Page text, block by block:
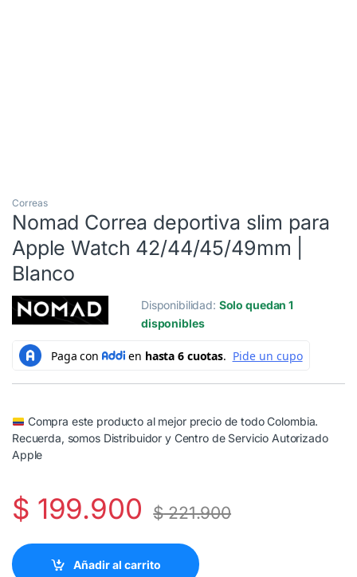
Correas
Nomad Correa deportiva slim para
Apple Watch 42/44/45/49mm |
Blanco
Disponibilidad: Solo quedan 1
disponibles
Compra este producto al mejor precio de todo Colombia.
Recuerda, somos Distribuidor y Centro de Servicio Autorizado
Apple
$ 199.900 $221.900
Añadir al carrito